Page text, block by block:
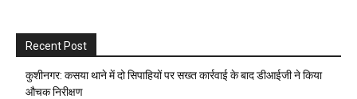
Recent Post
कुशीनगर: कसया थाने में दो सिपाहियों पर सख्त कार्रवाई के बाद डीआईजी ने किया
औचक निरीक्षण